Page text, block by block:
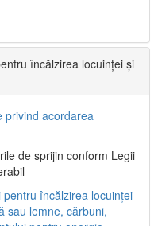
încălzirea locuinței și
privind acordarea
de sprijin conform Legii
încălzirea locuinței
sau lemne, cărbuni,